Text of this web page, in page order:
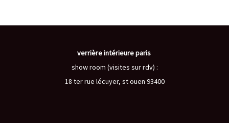
verrière intérieure paris
show room (visites sur rdv) :
18 ter rue lécuyer, st ouen 93400